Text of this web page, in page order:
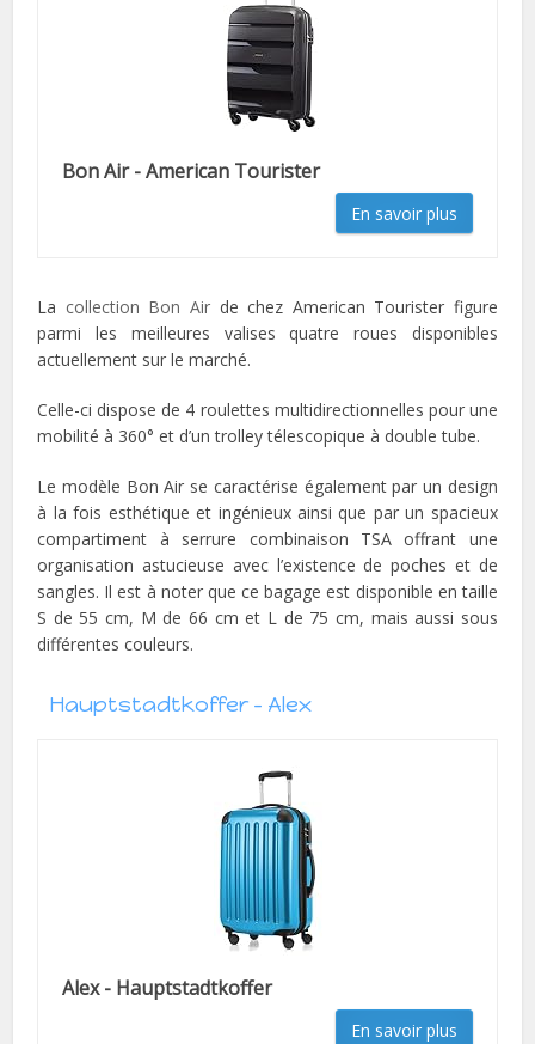
Bon Air - American Tourister
En savoir plus
La collection Bon Airde chez American Tourister figure
parmi les meilleures valises quatre roues disponibles
actuellement sur le marché.
Celle-ci dispose de 4 roulettes multidirectionnelles pour une
mobilité à 360° et d’un trolley télescopique à double tube.
Le modèle Bon Air se caractérise également par un design
à la fois esthétique et ingénieux ainsi que par un spacieux
compartiment à serrure combinaison TSA offrant une
organisation astucieuse avec l’existence de poches et de
sangles. Il est à noter que ce bagage est disponible en taille
S de 55 cm, M de 66 cm et L de 75 cm, mais aussi sous
différentes couleurs.
Hauptstadtkoffer – Alex
Alex - Hauptstadtkoffer
En savoir plus